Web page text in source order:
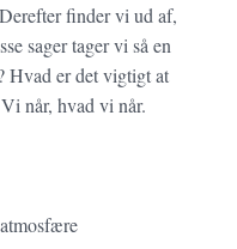
finder vi ud af,
sager tager vi så en
Hvad er det vigtigt at
når, hvad vi når.